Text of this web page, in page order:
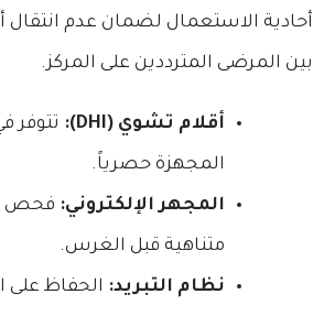
أحادية الاستعمال لضمان عدم
بين المرضى المترددين على المركز.
أقلام تشوي (DHI): تتوفر
المجهزة حصرياً.
المجهر الإلكتروني: فحص
متناهية قبل الغرس.
نظام التبريد: الحفاظ على